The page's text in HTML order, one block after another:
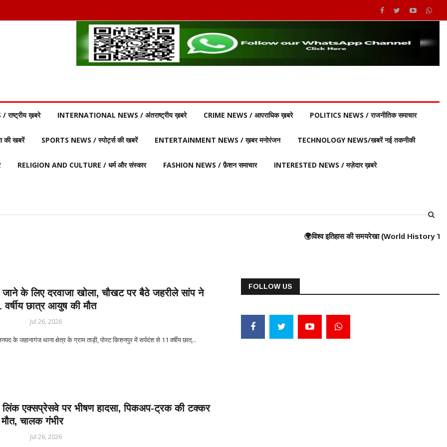
ख़बरे INTERNATIONAL NEWS / अंतराष्ट्रीय ख़बरे CRIME NEWS / आपराधिक ख़बरे POLITICS NEWS / राजनीतिक समाचार
की खबरें SPORTS NEWS / स्पोर्ट्स की खबरें ENTERTAINMENT NEWS / ख़बर मनोरंजन TECHNOLOGY NEWS/खबरें नई तकनीकी
RELIGION AND CULTURE / धर्म और संस्कार FASHION NEWS / फ़ैशन समाचार INTERESTED NEWS / मज़ेदार ख़बरे
सिकंदर महान की मृत्यु ♦️ईसा पूर्व 214 – चीन की महान दीवार (Great Wall) के निर्माण की शुरुआत ⸻ 🟠 375 ई. – हूणों का यूरोप पर आक्रमण
♦️ईसा पूर्व 753 – रोम नगर की स्थापना ♦️ईसा पूर्व 490 – मैराथन का युद्ध, यूनानियों ने फारसियों को पराजित किया ♦️ ईसा पूर्व 360 – प्लेटो और
🌍विश्व इतिहास की समयरेखा (World History Timeline) ⸻ ♦️ ईसा
जाने के लिए दरवाजा खोला, चौखट पर बैठे जहरीले सांप ने
छात्र आयुष की मौत
Jul 26, 2026
के जहानागंज थाना क्षेत्र के ग्राम ताड़ी, पोस्ट किशनपुर में सर्पदंश से 11 वर्षीय छात्...
लिंक एक्सप्रेसवे पर भीषण हादसा, पिकअप-ट्रक की टक्कर
चालक गंभीर
Jul 26, 2026
FOLLOW US